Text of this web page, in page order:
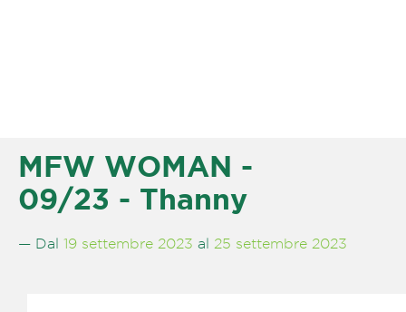
MFW WOMAN -
09/23 - Thanny
— Dal 19 settembre 2023 al 25 settembre 2023